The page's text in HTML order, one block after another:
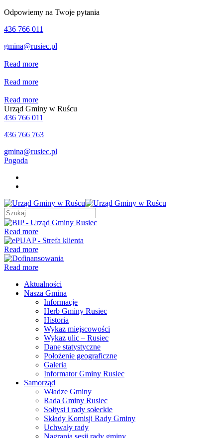
Odpowiemy na Twoje pytania
436 766 011
gmina@rusiec.pl
Read more
Read more
Read more
Urząd Gminy w Ruścu
436 766 011
436 766 763
gmina@rusiec.pl
Pogoda
Read more
Read more
Read more
Aktualności
Nasza Gmina
Informacje
Herb Gminy Rusiec
Historia
Wykaz miejscowości
Wykaz ulic – Rusiec
Dane statystyczne
Położenie geograficzne
Galeria
Informator Gminy Rusiec
Samorząd
Władze Gminy
Rada Gminy Rusiec
Sołtysi i rady sołeckie
Składy Komisji Rady Gminy
Uchwały rady
Nagrania sesji rady gminy